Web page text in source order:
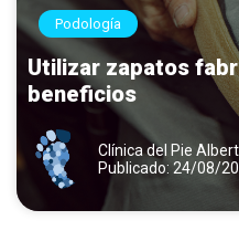
Podología
Utilizar zapatos
beneficios
Clínica del Pie
Publicado: 24/08/